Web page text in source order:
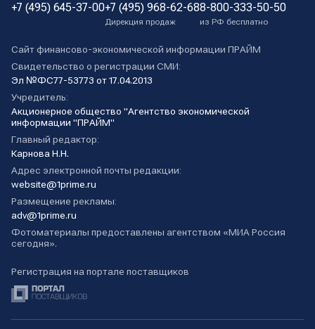
+7 (495) 645-37-00+7 (495) 968-62-68
Дирекция продаж
8-800-333-50-50
из РФ бесплатно
Сайт финансово-экономической информации ПРАЙМ
Свидетельство о регистрации СМИ:
Эл №ФС77-53773 от 17.04.2013
Учредитель:
Акционерное общество "Агентство экономической
информации "ПРАЙМ"
Главный редактор:
Карнова Н.Н.
Адрес электронной почты редакции:
website@1prime.ru
Размещение рекламы:
adv@1prime.ru
Фотоматериалы предоставлены агентством «МИА Россия
сегодня».
Регистрация на портале поставщиков